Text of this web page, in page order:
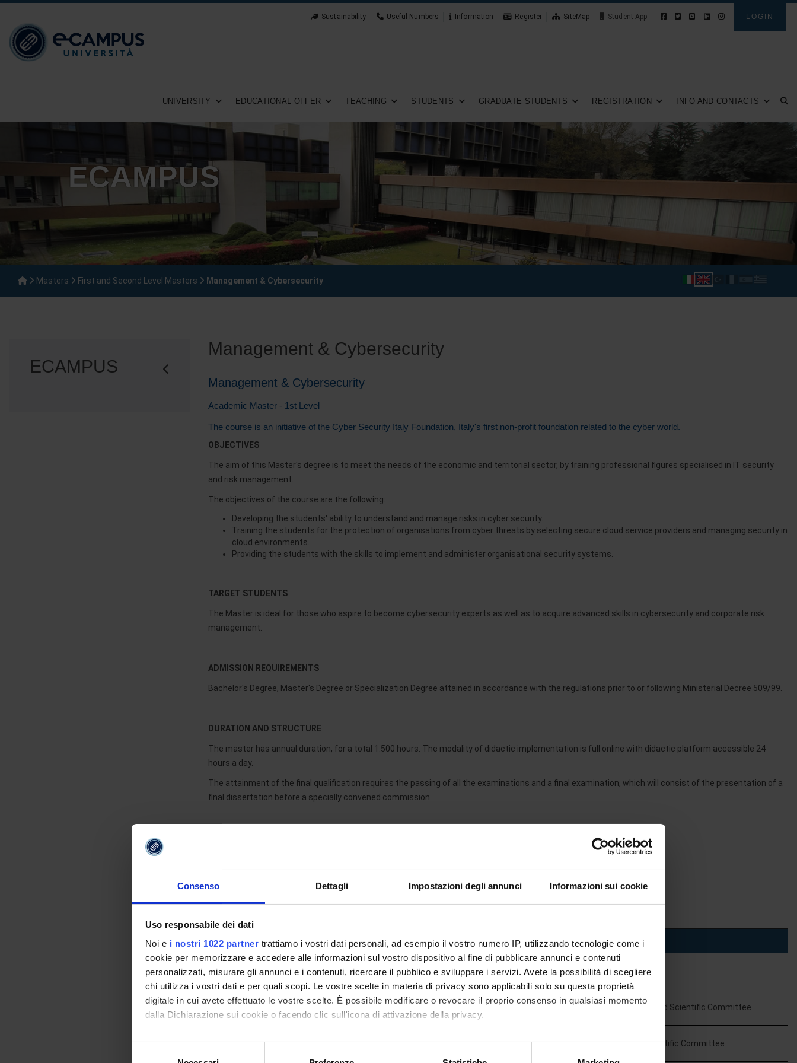
Consenso Dettagli Impostazioni degli annunci Informazioni sui cookie
Uso responsabile dei dati
Noi e i nostri 1022 partner trattiamo i vostri dati personali, ad esempio il vostro numero IP, utilizzando tecnologie come i
cookie per memorizzare e accedere alle informazioni sul vostro dispositivo al fine di pubblicare annunci e contenuti
personalizzati, misurare gli annunci e i contenuti, ricercare il pubblico e sviluppare i servizi. Avete la possibilità di scegliere
chi utilizza i vostri dati e per quali scopi. Le vostre scelte in materia di privacy sono applicabili solo su questa proprietà
digitale in cui avete effettuato le vostre scelte. È possibile modificare o revocare il proprio consenso in qualsiasi momento
dalla Dichiarazione sui cookie o facendo clic sull'icona di attivazione della privacy.
Con il tuo consenso, vorremmo anche:
raccogliere informazioni sulla tua posizione geografica, con un'approssimazione di qualche metro,
Sustainability Useful Numbers Information Register SiteMap News LOGIN
UNIVERSITY EDUCATIONAL OFFER TEACHING STUDENTS GRADUATE STUDENTS REGISTRATION INFO AND CONTACTS
ECAMPUS
Masters First and Second Level Masters Management & Cybersecurity
ECAMPUS
Management & Cybersecurity
Management & Cybersecurity
Academic Master - 1st Level
The course is an initiative of the Cyber Security Italy Foundation, Italy's first non-profit foundation related to the cyber world.
OBJECTIVES
The aim of this Master's degree is to meet the needs of the economic and territorial sector, by training professional figures specialised in IT security
and risk management.
The objectives of the course are the following:
Developing the students' ability to understand and manage risks in cyber security.
Training the students for the protection of organisations from cyber threats by selecting secure cloud service providers and managing security in
cloud environments.
Providing the students with the skills to implement and administer organisational security systems.
TARGET STUDENTS
The Master is ideal for those who aspire to become cybersecurity experts as well as to acquire advanced skills in cybersecurity and corporate risk
management.
ADMISSION REQUIREMENTS
Bachelor's Degree, Master's Degree or Specialization Degree attained in accordance with the regulations prior to or following Ministerial Decree 509/99.
DURATION AND STRUCTURE
The master has annual duration, for a total 1.500 hours. The modality of didactic implementation is full online with didactic platform accessible 24
hours a day.
The attainment of the final qualification requires the passing of all the examinations and a final examination, which will consist of the presentation of a
final dissertation before a specially convened commission.
SUBJECT SSD CFU PROFESSOR
KNOWLEDGE ECONOMY
P/06
9 ANTONELLA LAINO - eCampus Professor
ICT SECURITY
MANAGEMENT
ING-
INF/05
PASQUALE DE RINALDIS - Cyber Security Foundation Technical and Scientific Committee
12 SIMONE PEZZOLI- Cyber Security Foundation Technical and Scientific Committee